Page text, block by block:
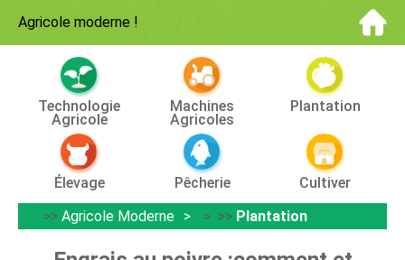
Agricole moderne !
Technologie
Agricole
Machines
Agricoles
Plantation
Élevage Pêcherie
Cultiver
>> Agricole Moderne > >> Plantation